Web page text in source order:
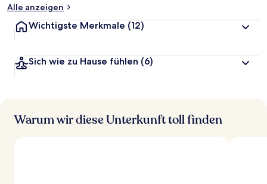
Alle anzeigen
Wichtigste Merkmale (12)
Sich wie zu Hause fühlen (6)
Warum wir diese Unterkunft toll finden